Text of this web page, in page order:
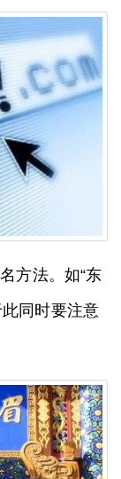
方法。如“东
此同时要注意